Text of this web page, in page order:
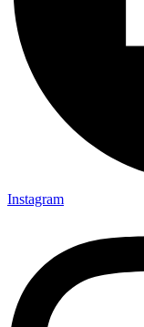
Instagram